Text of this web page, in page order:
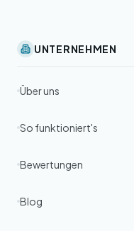
UNTERNEHMEN
Über uns
So funktioniert's
Bewertungen
Blog